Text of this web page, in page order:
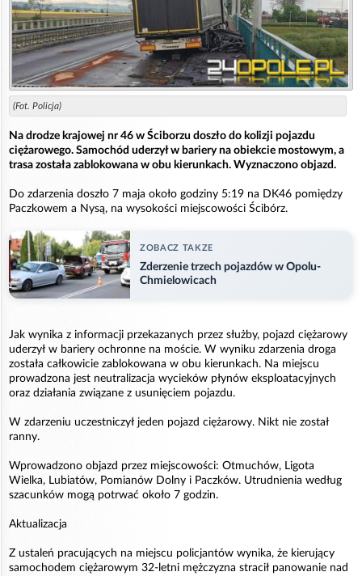
(Fot. Policja)
Na drodze krajowej nr 46 w Ściborzu doszło do kolizji pojazdu
ciężarowego. Samochód uderzył w bariery na obiekcie mostowym, a
trasa została zablokowana w obu kierunkach. Wyznaczono objazd.
Do zdarzenia doszło 7 maja około godziny 5:19 na DK46 pomiędzy
Paczkowem a Nysą, na wysokości miejscowości Ścibórz.
ZOBACZ TAKZE
Zderzenie trzech pojazdów w Opolu-
Chmielowicach
Jak wynika z informacji przekazanych przez służby, pojazd ciężarowy
uderzył w bariery ochronne na moście. W wyniku zdarzenia droga
została całkowicie zablokowana w obu kierunkach. Na miejscu
prowadzona jest neutralizacja wycieków płynów eksploatacyjnych
oraz działania związane z usunięciem pojazdu.
W zdarzeniu uczestniczył jeden pojazd ciężarowy. Nikt nie został
ranny.
Wprowadzono objazd przez miejscowości: Otmuchów, Ligota
Wielka, Lubiatów, Pomianów Dolny i Paczków. Utrudnienia według
szacunków mogą potrwać około 7 godzin.
Aktualizacja
Z ustaleń pracujących na miejscu policjantów wynika, że kierujący
samochodem ciężarowym 32-letni mężczyzna stracił panowanie nad